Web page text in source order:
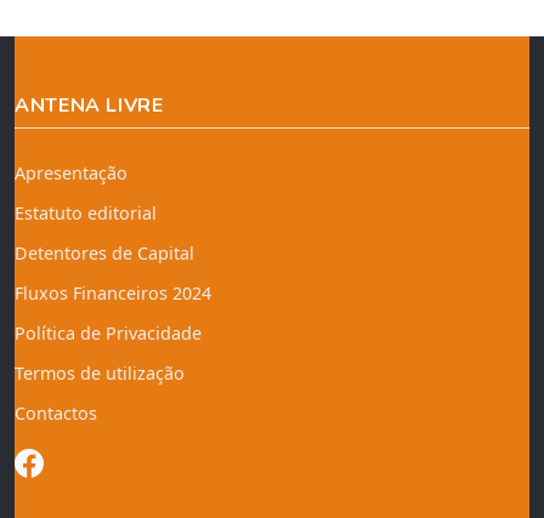
ANTENA LIVRE
Apresentação
Estatuto editorial
Detentores de Capital
Fluxos Financeiros 2024
Política de Privacidade
Termos de utilização
Contactos